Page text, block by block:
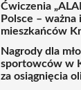
Ćwiczenia
Polsce –
mieszkańców
Nagrody dla
sportowców w
za osiągnięcia